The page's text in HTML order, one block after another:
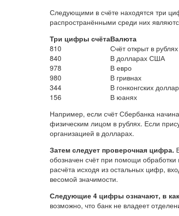
Следующими в счёте находятся три
распространёнными среди них
Три цифры счётаВалюта
810
Счёт открыт в рублях
840
В долларах США
978
В евро
980
В гривнах
344
В гонконгских
156
В юанях
Например, если счёт Сбербанка
физическим лицом в рублях. Если
организацией в долларах.
Затем следует проверочная цифра.
обозначен счёт при помощи
расчёта исходя из остальных цифр,
весомой значимости.
Следующие 4 цифры означают, в
возможно, что банк не владеет